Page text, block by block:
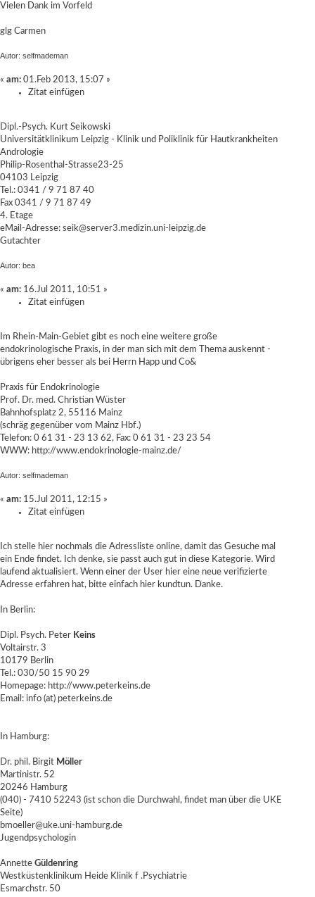
Vielen Dank im Vorfeld
glg Carmen
Autor: selfmademan
« am: 01.Feb 2013, 15:07 »
Zitat einfügen
Dipl.-Psych. Kurt Seikowski
Universitätklinikum Leipzig - Klinik und Poliklinik für Hautkrankheiten
Andrologie
Philip-Rosenthal-Strasse23-25
04103 Leipzig
Tel.: 0341 / 9 71 87 40
Fax 0341 / 9 71 87 49
4. Etage
eMail-Adresse: seik@server3.medizin.uni-leipzig.de
Gutachter
Autor: bea
« am: 16.Jul 2011, 10:51 »
Zitat einfügen
Im Rhein-Main-Gebiet gibt es noch eine weitere große
endokrinologische Praxis, in der man sich mit dem Thema auskennt -
übrigens eher besser als bei Herrn Happ und Co&
Praxis für Endokrinologie
Prof. Dr. med. Christian Wüster
Bahnhofsplatz 2, 55116 Mainz
(schräg gegenüber vom Mainz Hbf.)
Telefon: 0 61 31 - 23 13 62, Fax: 0 61 31 - 23 23 54
WWW: http://www.endokrinologie-mainz.de/
Autor: selfmademan
« am: 15.Jul 2011, 12:15 »
Zitat einfügen
Ich stelle hier nochmals die Adressliste online, damit das Gesuche mal
ein Ende findet. Ich denke, sie passt auch gut in diese Kategorie. Wird
laufend aktualisiert. Wenn einer der User hier eine neue verifizierte
Adresse erfahren hat, bitte einfach hier kundtun. Danke.
In Berlin:
Dipl. Psych. Peter Keins
Voltairstr. 3
10179 Berlin
Tel.: 030/50 15 90 29
Homepage: http://www.peterkeins.de
Email: info (at) peterkeins.de
In Hamburg:
Dr. phil. Birgit Möller
Martinistr. 52
20246 Hamburg
(040) - 7410 52243 (ist schon die Durchwahl, findet man über die UKE
Seite)
bmoeller@uke.uni-hamburg.de
Jugendpsychologin
Annette Güldenring
Westküstenklinikum Heide Klinik f .Psychiatrie
Esmarchstr. 50